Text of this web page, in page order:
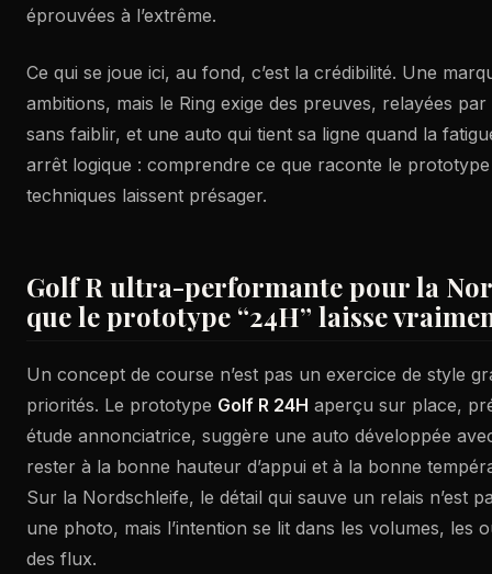
éprouvées à l’extrême.
Ce qui se joue ici, au fond, c’est la crédibilité. Une
ambitions, mais le Ring exige des preuves, relayées
sans faiblir, et une auto qui tient sa ligne quand la
arrêt logique : comprendre ce que raconte le
techniques laissent présager.
Golf R ultra-performante pour la
que le prototype “24H” laisse
Un concept de course n’est pas un exercice de style
priorités. Le prototype Golf R 24H aperçu sur place,
étude annonciatrice, suggère une auto développée
rester à la bonne hauteur d’appui et à la bonne
Sur la Nordschleife, le détail qui sauve un relais n’est
une photo, mais l’intention se lit dans les volumes, les
des flux.